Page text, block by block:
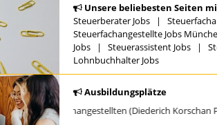
Unsere beliebesten Seiten
Steuerberater Jobs |
Steuerfachangestellte Jobs
Jobs | Steuerassistent Jobs |
Lohnbuchhalter Jobs
Ausbildungsplätze
Steuerfachangestellten (Diederich Korschan